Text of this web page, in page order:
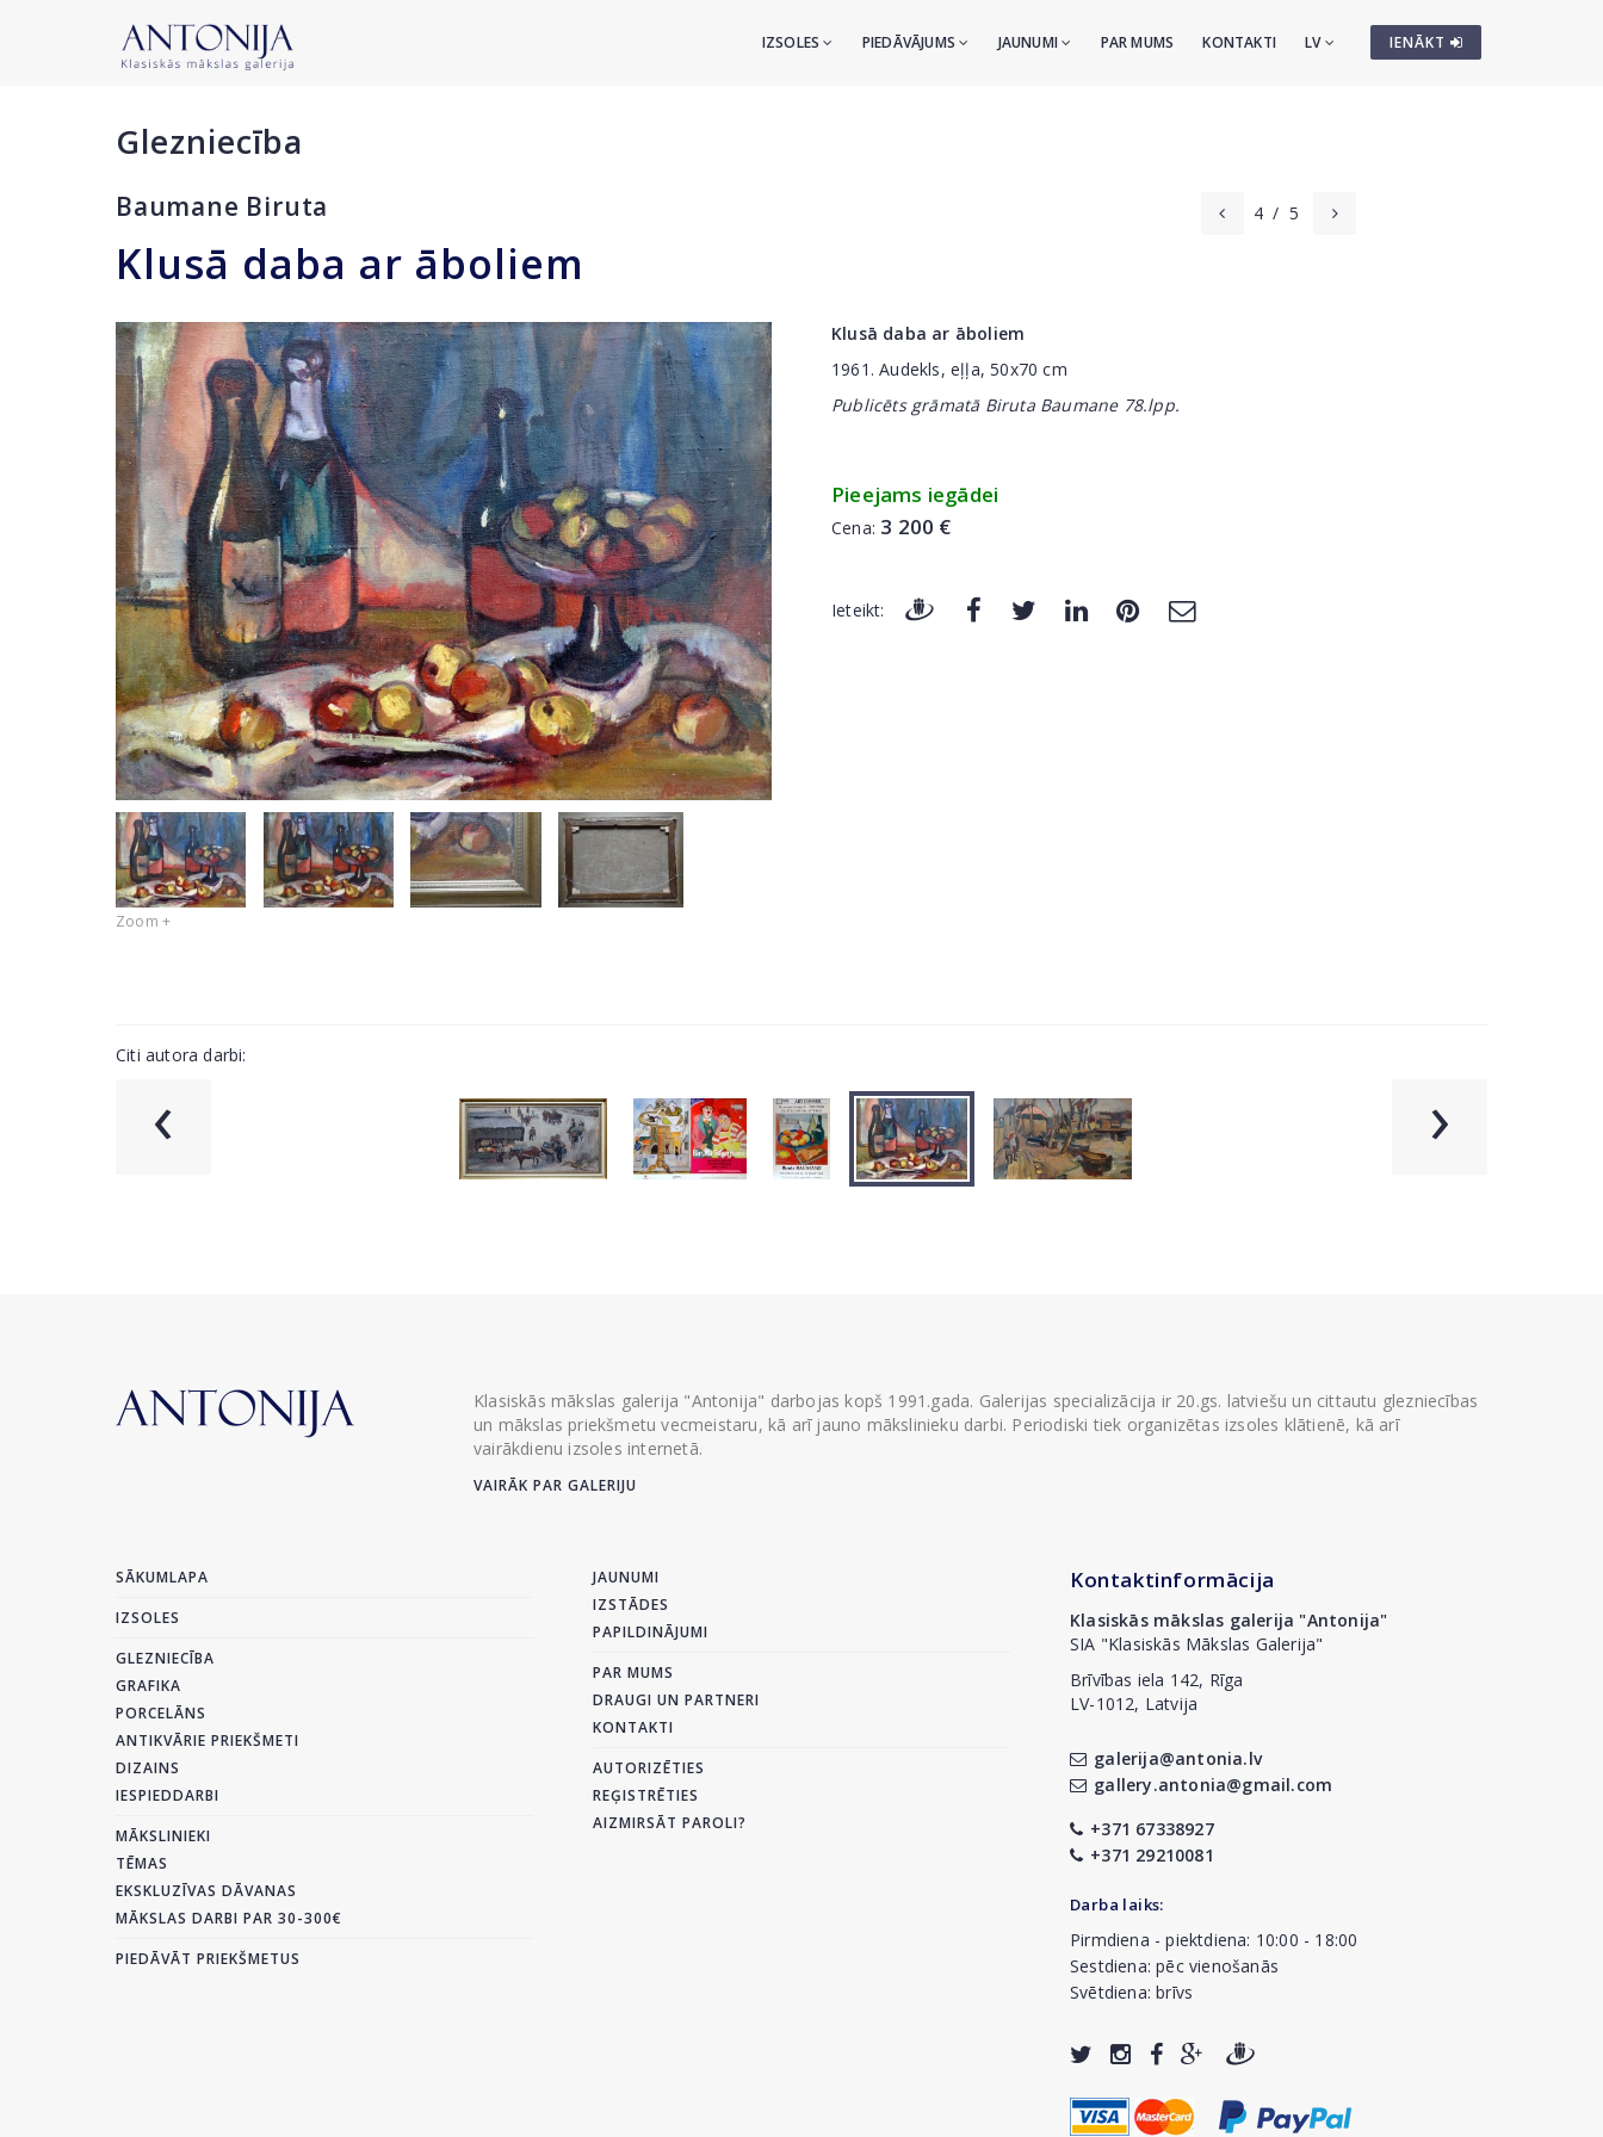
IENĀKT
IZSOLES PIEDĀVĀJUMS JAUNUMI PAR MUMS KONTAKTI LV
Glezniecība
Baumane Biruta 4 / 5
Klusā daba ar āboliem
Zoom +
Klusā daba ar āboliem
1961. Audekls, eļļa, 50x70 cm
Publicēts grāmatā Biruta Baumane 78.lpp.
Pieejams iegādei
Cena: 3 200 €
Ieteikt:
Citi autora darbi:
‹ ›
Klasiskās mākslas galerija "Antonija" darbojas kopš 1991.gada. Galerijas specializācija ir 20.gs. latviešu un cittautu glezniecības
un mākslas priekšmetu vecmeistaru, kā arī jauno mākslinieku darbi. Periodiski tiek organizētas izsoles klātienē, kā arī
vairākdienu izsoles internetā.
VAIRĀK PAR GALERIJU
SĀKUMLAPA
IZSOLES
GLEZNIECĪBA
GRAFIKA
PORCELĀNS
ANTIKVĀRIE PRIEKŠMETI
DIZAINS
IESPIEDDARBI
MĀKSLINIEKI
TĒMAS
EKSKLUZĪVAS DĀVANAS
MĀKSLAS DARBI PAR 30-300€
PIEDĀVĀT PRIEKŠMETUS
JAUNUMI
IZSTĀDES
PAPILDINĀJUMI
PAR MUMS
DRAUGI UN PARTNERI
KONTAKTI
AUTORIZĒTIES
REĢISTRĒTIES
AIZMIRSĀT PAROLI?
Kontaktinformācija
Klasiskās mākslas galerija "Antonija"
SIA "Klasiskās Mākslas Galerija"
Brīvības iela 142, Rīga
LV-1012, Latvija
galerija@antonia.lv
gallery.antonia@gmail.com
+371 67338927
+371 29210081
Darba laiks:
Pirmdiena - piektdiena: 10:00 - 18:00
Sestdiena: pēc vienošanās
Svētdiena: brīvs